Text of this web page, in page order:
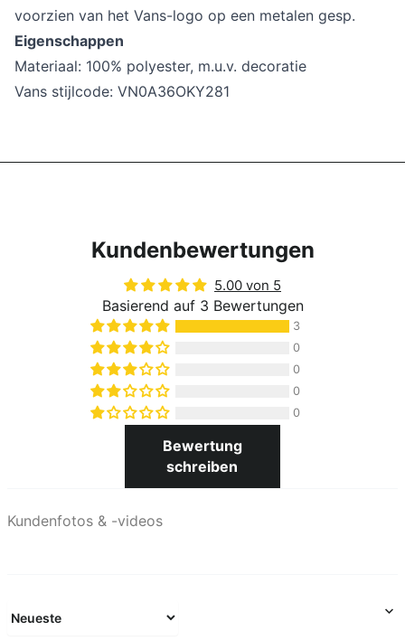
voorzien van het Vans-logo op een metalen gesp.
Eigenschappen
Materiaal: 100% polyester, m.u.v. decoratie
Vans stijlcode: VN0A36OKY281
Kundenbewertungen
5.00 von 5
Basierend auf 3 Bewertungen
3
0
0
0
0
Bewertung
schreiben
Kundenfotos & -videos
Sort by